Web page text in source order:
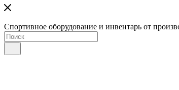
Спортивное оборудование и инвентарь от